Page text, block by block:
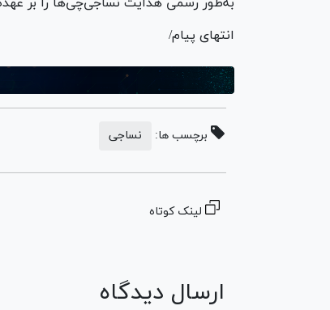
انتهای پیام/
برچسب ها: نساجی
لینک کوتاه
ارسال دیدگاه